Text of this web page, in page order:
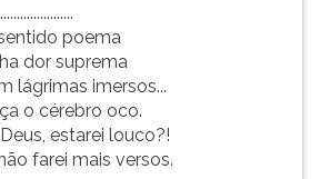
poema
dor suprema
lágrimas imersos...
o cérebro oco.
estarei louco?!
farei mais versos.